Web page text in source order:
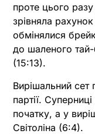
проте цього
зрівняла
обмінялися
до шаленого
(15:13).
Вирішальний
партії.
початку, а у
Світоліна (6:4).